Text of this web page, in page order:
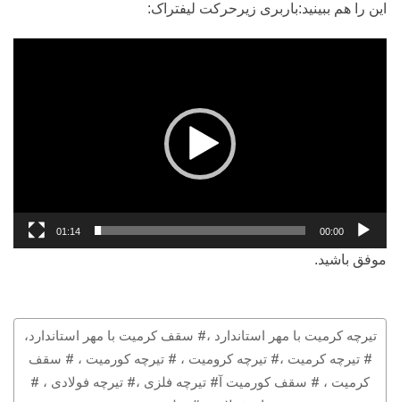
این را هم ببینید:باربری زیرحرکت لیفتراک:
00:00
01:14
موفق باشید.
تیرچه کرمیت با مهر استاندارد ،# سقف کرمیت با مهر استاندارد،
# تیرچه کرمیت ،# تیرچه کرومیت ، # تیرچه کورمیت ، # سقف
کرمیت ، # سقف کورمیت آ# تیرچه فلزی ،# تیرچه فولادی ، #